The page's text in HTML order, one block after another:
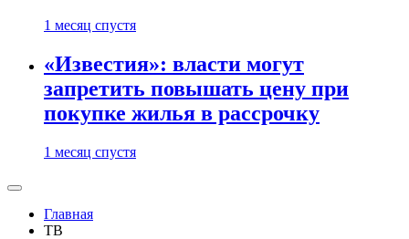
1 месяц спустя
«Известия»: власти могут
запретить повышать цену при
покупке жилья в рассрочку
1 месяц спустя
Главная
ТВ